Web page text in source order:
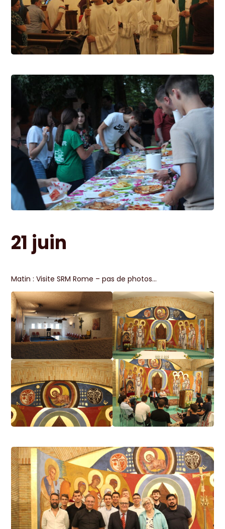
21 juin
Matin : Visite SRM Rome – pas de photos…